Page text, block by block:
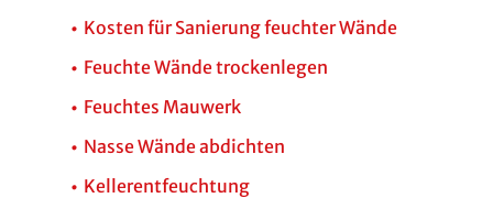
Kosten für Sanierung feuchter Wände
Feuchte Wände trockenlegen
Feuchtes Mauwerk
Nasse Wände abdichten
Kellerentfeuchtung